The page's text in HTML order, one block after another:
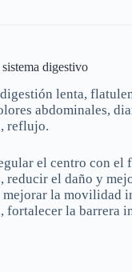
digestivo
lenta,
abdominales,
reflujo.
el centro con
reducir el daño y
la movilidad
fortalecer la barrera